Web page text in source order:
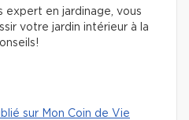
expert en jardinage, vous
votre jardin intérieur à la
sur Mon Coin de Vie